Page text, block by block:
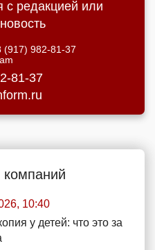
с редакцией или
(917) 982-81-37
81-37
компаний
10:40
у детей: что это за